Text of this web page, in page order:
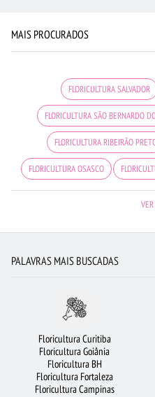
MAIS PROCURADOS
FLORICULTURA SALVADOR
FLORICULTURA SÃO BERNARDO
FLORICULTURA RIBEIRÃO
FLORICULTURA OSASCO
BUQUÊ DE 12 ROSAS VERMELHAS
FLORICULTURA CAMPINAS
FLORES COLORIDAS
PALAVRAS MAIS BUSCADAS
Floricultura Curitiba
Floricultura Goiânia
Floricultura BH
Floricultura Fortaleza
Floricultura Campinas